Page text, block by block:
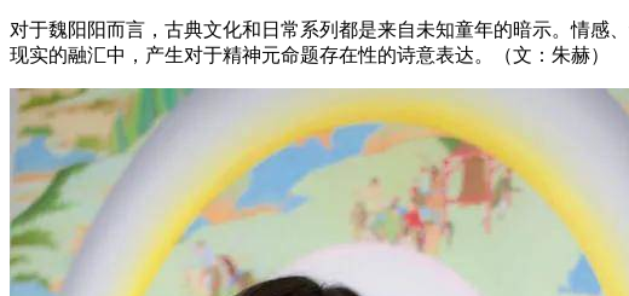
对于魏阳阳而言，古典文化和日常系列都是来自未知童年的暗示。情感
现实的融汇中，产生对于精神元命题存在性的诗意表达。（文：朱赫）